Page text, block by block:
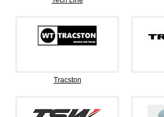
Tracston